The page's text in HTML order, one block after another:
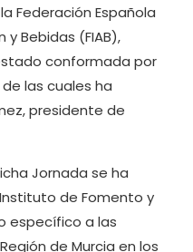
Federación Española
Bebidas (FIAB),
conformada por
las cuales ha
presidente de
Jornada se ha
de Fomento y
específico a las
de Murcia en los